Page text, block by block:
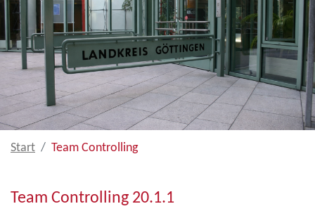
Start Team Controlling
Team Controlling 20.1.1